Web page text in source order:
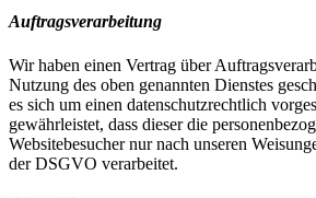
Auftragsverarbeitung
Wir haben einen Vertrag über
Nutzung des oben genannten Dienstes
es sich um einen datenschutzrechtlich
gewährleistet, dass dieser die
Websitebesucher nur nach unseren
der DSGVO verarbeitet.